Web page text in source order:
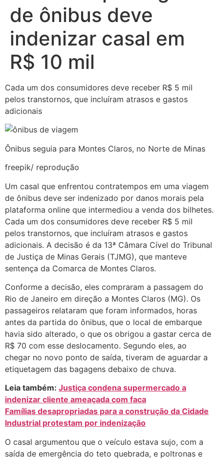
de ônibus deve
indenizar casal em
R$ 10 mil
Cada um dos consumidores deve receber R$ 5 mil
pelos transtornos, que incluíram atrasos e gastos
adicionais
Ônibus seguia para Montes Claros, no Norte de Minas
freepik/ reprodução
Um casal que enfrentou contratempos em uma viagem
de ônibus deve ser indenizado por danos morais pela
plataforma online que intermediou a venda dos bilhetes.
Cada um dos consumidores deve receber R$ 5 mil
pelos transtornos, que incluíram atrasos e gastos
adicionais. A decisão é da 13ª Câmara Cível do Tribunal
de Justiça de Minas Gerais (TJMG), que manteve
sentença da Comarca de Montes Claros.
Conforme a decisão, eles compraram a passagem do
Rio de Janeiro em direção a Montes Claros (MG). Os
passageiros relataram que foram informados, horas
antes da partida do ônibus, que o local de embarque
havia sido alterado, o que os obrigou a gastar cerca de
R$ 70 com esse deslocamento. Segundo eles, ao
chegar no novo ponto de saída, tiveram de aguardar a
etiquetagem das bagagens debaixo de chuva.
Leia também: Justiça condena supermercado a
indenizar cliente ameaçada com faca
Famílias desapropriadas para a construção da Cidade
Industrial protestam por indenização
O casal argumentou que o veículo estava sujo, com a
saída de emergência do teto quebrada, e poltronas e